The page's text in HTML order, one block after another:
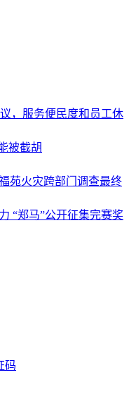
，服务便民度和员工休
被截胡
苑火灾跨部门调查最终
“郑马”公开征集完赛奖
码